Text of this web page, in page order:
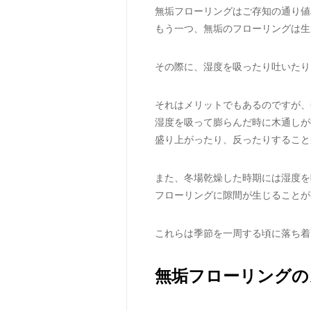
無垢フローリングはご存知の通り
もう一つ、無垢のフローリングは
その際に、湿度を吸ったり吐いた
それはメリットでもあるのですが
湿度を吸って膨らんだ時に木通し
盛り上がったり、反ったりするこ
また、冬場乾燥した時期には湿度
フローリングに隙間が生じること
これらは季節を一周する頃に落ち
無垢フローリング